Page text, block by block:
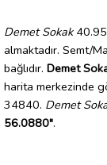
Demet Sokak
almaktadır. Semt/
bağlıdır. Demet
harita merkezinde
34840. Demet
56.0880".